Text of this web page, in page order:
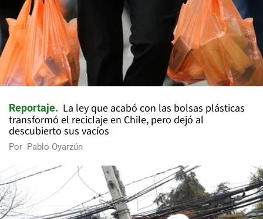
Reportaje
La ley que acabó con las bolsas plásticas
transformó el reciclaje en Chile, pero dejó al
descubierto sus vacíos
Por Pablo Oyarzún